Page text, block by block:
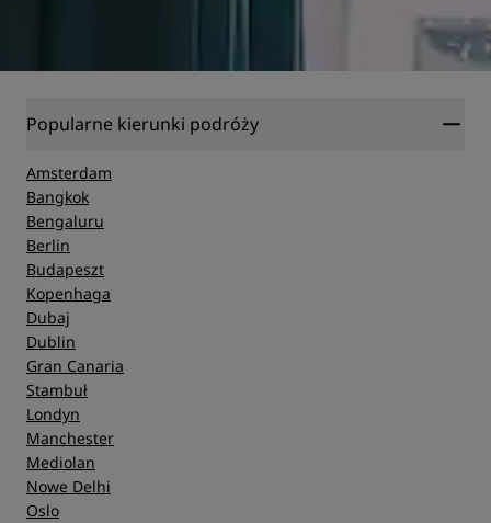
Popularne kierunki podróży
Amsterdam
Bangkok
Bengaluru
Berlin
Budapeszt
Kopenhaga
Dubaj
Dublin
Gran Canaria
Stambuł
Londyn
Manchester
Mediolan
Nowe Delhi
Oslo